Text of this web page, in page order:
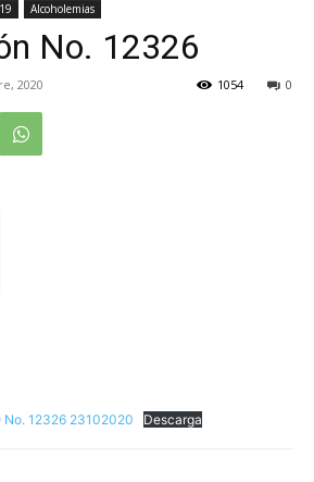
Alcoholemias
No. 12326
2020 0
1054
No. 12326 23102020 Descarga